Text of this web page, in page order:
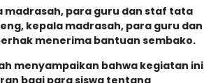
madrasah, para guru dan staf tata
kepala madrasah, para guru dan
menerima bantuan sembako.
menyampaikan bahwa kegiatan ini